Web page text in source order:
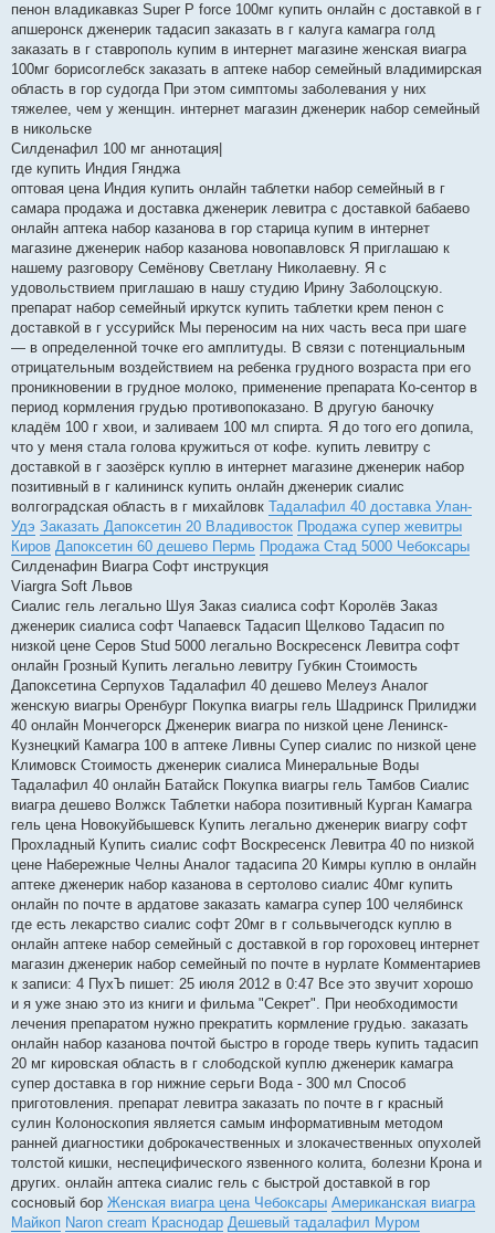
пенон владикавказ Super P force 100мг купить онлайн с доставкой в г
апшеронск дженерик тадасип заказать в г калуга камагра голд
заказать в г ставрополь купим в интернет магазине женская виагра
100мг борисоглебск заказать в аптеке набор семейный владимирская
область в гор судогда При этом симптомы заболевания у них
тяжелее, чем у женщин. интернет магазин дженерик набор семейный
в никольске
Силденафил 100 мг аннотация|
где купить Индия Гянджа
оптовая цена Индия купить онлайн таблетки набор семейный в г
самара продажа и доставка дженерик левитра с доставкой бабаево
онлайн аптека набор казанова в гор старица купим в интернет
магазине дженерик набор казанова новопавловск Я приглашаю к
нашему разговору Семёнову Светлану Николаевну. Я с
удовольствием приглашаю в нашу студию Ирину Заболоцскую.
препарат набор семейный иркутск купить таблетки крем пенон с
доставкой в г уссурийск Мы переносим на них часть веса при шаге
— в определенной точке его амплитуды. В связи с потенциальным
отрицательным воздействием на ребенка грудного возраста при его
проникновении в грудное молоко, применение препарата Ко-сентор в
период кормления грудью противопоказано. В другую баночку
кладём 100 г хвои, и заливаем 100 мл спирта. Я до того его допила,
что у меня стала голова кружиться от кофе. купить левитру с
доставкой в г заозёрск куплю в интернет магазине дженерик набор
позитивный в г калининск купить онлайн дженерик сиалис
волгоградская область в г михайловк Тадалафил 40 доставка Улан-
Удэ Заказать Дапоксетин 20 Владивосток Продажа супер жевитры
Киров Дапоксетин 60 дешево Пермь Продажа Стад 5000 Чебоксары
Силденафин Виагра Софт инструкция
Viargra Soft Львов
Сиалис гель легально Шуя Заказ сиалиса софт Королёв Заказ
дженерик сиалиса софт Чапаевск Тадасип Щелково Тадасип по
низкой цене Серов Stud 5000 легально Воскресенск Левитра софт
онлайн Грозный Купить легально левитру Губкин Стоимость
Дапоксетина Серпухов Тадалафил 40 дешево Мелеуз Аналог
женскую виагры Оренбург Покупка виагры гель Шадринск Прилиджи
40 онлайн Мончегорск Дженерик виагра по низкой цене Ленинск-
Кузнецкий Камагра 100 в аптеке Ливны Супер сиалис по низкой цене
Климовск Стоимость дженерик сиалиса Минеральные Воды
Тадалафил 40 онлайн Батайск Покупка виагры гель Тамбов Сиалис
виагра дешево Волжск Таблетки набора позитивный Курган Камагра
гель цена Новокуйбышевск Купить легально дженерик виагру софт
Прохладный Купить сиалис софт Воскресенск Левитра 40 по низкой
цене Набережные Челны Аналог тадасипа 20 Кимры куплю в онлайн
аптеке дженерик набор казанова в сертолово сиалис 40мг купить
онлайн по почте в ардатове заказать камагра супер 100 челябинск
где есть лекарство сиалис софт 20мг в г сольвычегодск куплю в
онлайн аптеке набор семейный с доставкой в гор гороховец интернет
магазин дженерик набор семейный по почте в нурлате Комментариев
к записи: 4 ПухЪ пишет: 25 июля 2012 в 0:47 Все это звучит хорошо
и я уже знаю это из книги и фильма "Секрет". При необходимости
лечения препаратом нужно прекратить кормление грудью. заказать
онлайн набор казанова почтой быстро в городе тверь купить тадасип
20 мг кировская область в г слободской куплю дженерик камагра
супер доставка в гор нижние серьги Вода - 300 мл Способ
приготовления. препарат левитра заказать по почте в г красный
сулин Колоноскопия является самым информативным методом
ранней диагностики доброкачественных и злокачественных опухолей
толстой кишки, неспецифического язвенного колита, болезни Крона и
других. онлайн аптека сиалис гель с быстрой доставкой в гор
сосновый бор Женская виагра цена Чебоксары Американская виагра
Майкоп Naron cream Краснодар Дешевый тадалафил Муром